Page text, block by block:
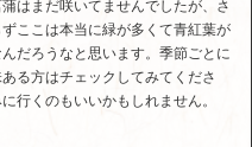
はまだ咲いてませんでしたが、さ
ここは本当に緑が多くて青紅葉が
だろうなと思います。季節ごとに
る方はチェックしてみてくださ
行くのもいいかもしれません。